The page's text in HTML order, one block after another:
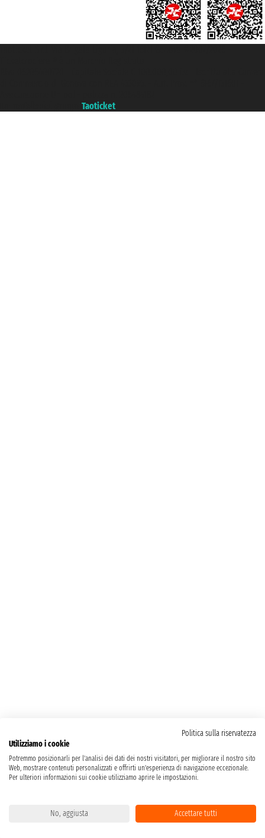
Taoticket
Politica sulla riservatezza
Utilizziamo i cookie
Potremmo posizionarli per l'analisi dei dati dei nostri visitatori, per migliorare il nostro sito
Web, mostrare contenuti personalizzati e offrirti un'esperienza di navigazione eccezionale.
Per ulteriori informazioni sui cookie utilizziamo aprire le impostazioni.
No, aggiusta Accettare tutti